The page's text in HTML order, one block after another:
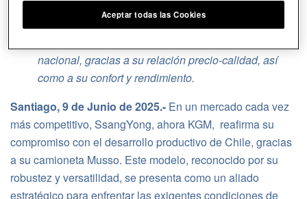
Las capacidades de esta pick-up permiten optimizar
nacional, gracias a su relación precio-calidad, así
como a su confort y rendimiento.
Santiago, 9 de Junio de 2025.- En un mercado cada vez
más competitivo, SsangYong, ahora KGM, reafirma su
compromiso con el desarrollo productivo de Chile, gracias
a su camioneta Musso. Este modelo, reconocido por su
robustez y versatilidad, se presenta como un aliado
estratégico para enfrentar las exigentes condiciones de
Aceptar todas las Cookies